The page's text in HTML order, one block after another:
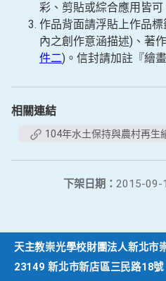
彩、剪貼或綜合應用皆可
作品背面請浮貼上作品標
內之創作意涵描述)、著
件二)。信封請加註『繪
相關連結
104年水土保持與農村再生
下架日期： 2015-09-
天主教崇光學校財團法人新北市
23149 新北市新店區三民路18號